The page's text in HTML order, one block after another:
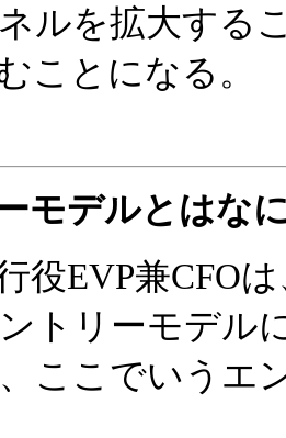
ルを拡大する
ことになる。
モデルとはな
役EVP兼CFO
トリーモデル
ここでいうエ